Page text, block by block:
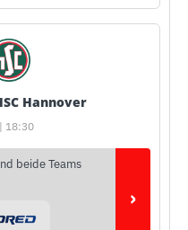
Hannover
18:30
beide Teams
›